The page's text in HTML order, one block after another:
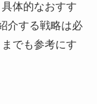
体的なおすす
介する戦略は必
でも参考にす